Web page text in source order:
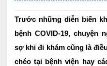
Thông tin y
Tin Ưu đãi
Tin sự kiện
Trước những diễn biến
bệnh COVID-19, chuyện
sợ khi đi khám cũng là
chéo tại bệnh viện hay